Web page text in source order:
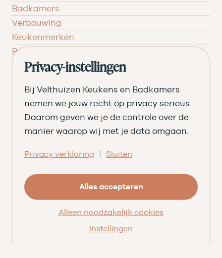
Badkamers
Verbouwing
Keukenmerken
Badkamermerken
Inspiratie
Verken jouw keuken
Stel jouw keuken samen
Begroot jouw badkamer
Ontvang het magazine
Ons verhaal
Geschiedenis
Team
Privacy-instellingen
Bij Velthuizen Keukens en Badkamers
nemen we jouw recht op privacy serieus.
Daarom geven we je de controle over de
manier waarop wij met je data omgaan.
Privacy verklaring | Sluiten
Alles accepteren
Alleen noodzakelijk cookies
Instellingen